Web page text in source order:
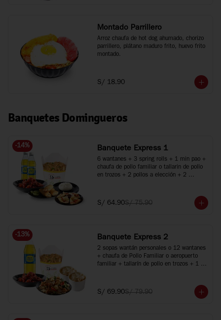
Montado Parrillero
Arroz chaufa de hot dog ahumado, chorizo
parrillero, plátano maduro frito, huevo frito
montado.
S/ 18.90
Banquetes Domingueros
-14% Banquete Express 1
6 wantanes + 3 spring rolls + 1 min pao +
chaufa de pollo familiar o tallarin de pollo
en trozos + 2 pollos a elección + 2
S/ 64.90S/ 75.90
-13% Banquete Express 2
2 sopas wantán personales o 12 wantanes
+ chaufa de Pollo Familiar o aeropuerto
familiar + tallarín de pollo en trozos + 1
S/ 69.90S/ 79.90